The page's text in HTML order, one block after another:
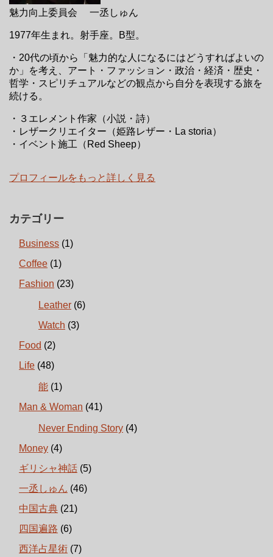
魅力向上委員会 一丞しゅん
1977年生まれ。射手座。B型。
・20代の頃から「魅力的な人になるにはどうすればよいの
か」を考え、アート・ファッション・政治・経済・歴史・
哲学・スピリチュアルなどの観点から自分を表現する旅を
続ける。
・３エレメント作家（小説・詩）
・レザークリエイター（姫路レザー・La storia）
・イベント施工（Red Sheep）
プロフィールをもっと詳しく見る
カテゴリー
Business (1)
Coffee (1)
Fashion (23)
Leather (6)
Watch (3)
Food (2)
Life (48)
能 (1)
Man & Woman (41)
Never Ending Story (4)
Money (4)
ギリシャ神話 (5)
一丞しゅん (46)
中国古典 (21)
四国遍路 (6)
西洋占星術 (7)